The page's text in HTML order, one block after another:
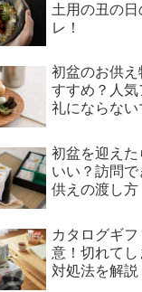
土用の丑の日
レ！
初盆のお供
すすめ？人
礼にならない
初盆を迎え
いい？訪問
供えの渡し方
カタログギ
意！切れて
対処法を解説